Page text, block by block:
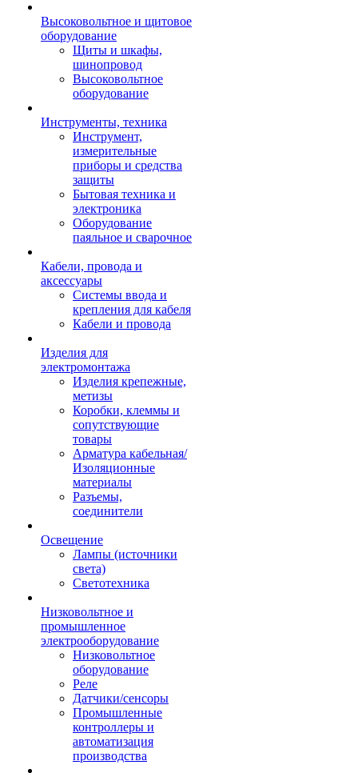
Высоковольтное и щитовое
оборудование
Щиты и шкафы,
шинопровод
Высоковольтное
оборудование
Инструменты, техника
Инструмент,
измерительные
приборы и средства
защиты
Бытовая техника и
электроника
Оборудование
паяльное и сварочное
Кабели, провода и
аксессуары
Системы ввода и
крепления для кабеля
Кабели и провода
Изделия для
электромонтажа
Изделия крепежные,
метизы
Коробки, клеммы и
сопутствующие
товары
Арматура кабельная/
Изоляционные
материалы
Разъемы,
соединители
Освещение
Лампы (источники
света)
Светотехника
Низковольтное и
промышленное
электрооборудование
Низковольтное
оборудование
Реле
Датчики/сенсоры
Промышленные
контроллеры и
автоматизация
производства